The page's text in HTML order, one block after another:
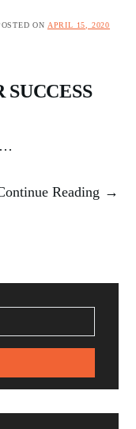
ON APRIL 15, 2020
…
Reading →